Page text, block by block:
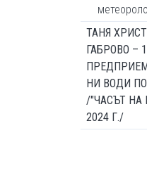
ТАНЯ
ГАБРОВО –
НИ ВОДИ
/"ЧАСЪТ НА
2024 Г./